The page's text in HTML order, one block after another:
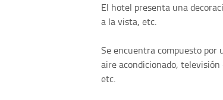
El hotel presenta una
a la vista, etc.
Se encuentra compuesto por
aire acondicionado,
etc.